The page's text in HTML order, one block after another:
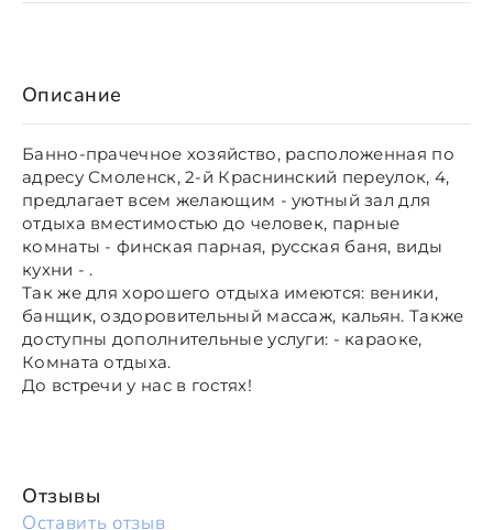
Описание
Банно-прачечное хозяйство, расположенная по
адресу Смоленск, 2-й Краснинский переулок, 4,
предлагает всем желающим - уютный зал для
отдыха вместимостью до человек, парные
комнаты - финская парная, русская баня, виды
кухни - .
Так же для хорошего отдыха имеются: веники,
банщик, оздоровительный массаж, кальян. Также
доступны дополнительные услуги: - караоке,
Комната отдыха.
До встречи у нас в гостях!
Отзывы
Оставить отзыв